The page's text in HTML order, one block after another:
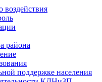
района
поддержке населения